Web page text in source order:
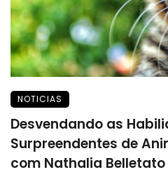
NOTICIAS
Desvendando as
Surpreendentes de
com Nathalia Belletato